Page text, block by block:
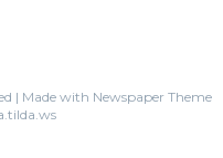
| Made with Newspaper Theme